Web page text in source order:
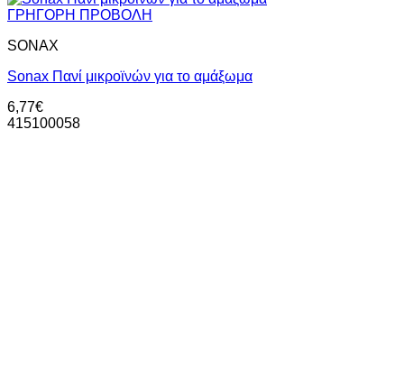
ΓΡΗΓΟΡΗ ΠΡΟΒΟΛΗ
SONAX
Sonax Πανί μικροϊνών για το αμάξωμα
6,77€
415100058